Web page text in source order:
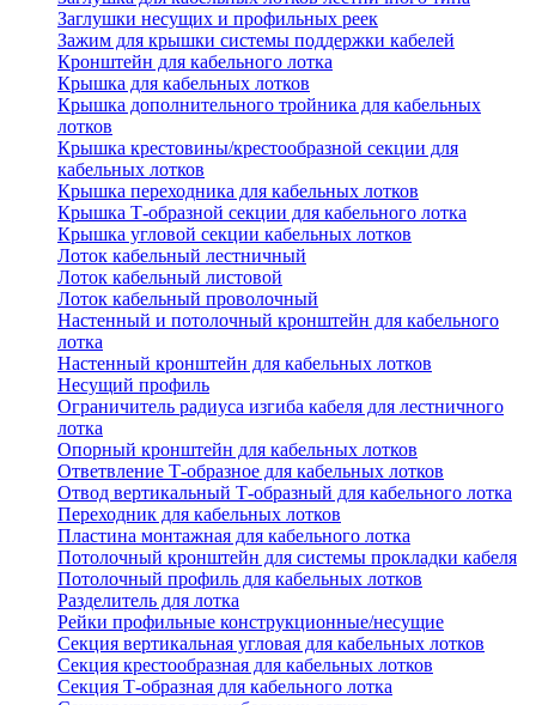
Заглушки несущих и профильных реек
Зажим для крышки системы поддержки кабелей
Кронштейн для кабельного лотка
Крышка для кабельных лотков
Крышка дополнительного тройника для кабельных
лотков
Крышка крестовины/крестообразной секции для
кабельных лотков
Крышка переходника для кабельных лотков
Крышка Т-образной секции для кабельного лотка
Крышка угловой секции кабельных лотков
Лоток кабельный лестничный
Лоток кабельный листовой
Лоток кабельный проволочный
Настенный и потолочный кронштейн для кабельного
лотка
Настенный кронштейн для кабельных лотков
Несущий профиль
Ограничитель радиуса изгиба кабеля для лестничного
лотка
Опорный кронштейн для кабельных лотков
Ответвление Т-образное для кабельных лотков
Отвод вертикальный Т-образный для кабельного лотка
Переходник для кабельных лотков
Пластина монтажная для кабельного лотка
Потолочный кронштейн для системы прокладки кабеля
Потолочный профиль для кабельных лотков
Разделитель для лотка
Рейки профильные конструкционные/несущие
Секция вертикальная угловая для кабельных лотков
Секция крестообразная для кабельных лотков
Секция Т-образная для кабельного лотка